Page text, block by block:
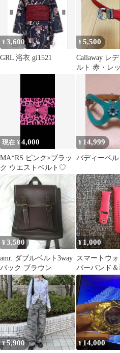
¥3,600
GRL 浴衣 gi1521
¥5,500
Callaway レ
ルト 赤・レ
現在 ¥4,000
MA*RS ピンク×ブラッ
ク ウエストベルト♡
¥ 14,999
バディーベ
¥ 3,500
amr. ダブルベルト3way
バック ブラウン
¥1,000
スマートウ
バーバンド
グセット
¥5,900 ¥14,000